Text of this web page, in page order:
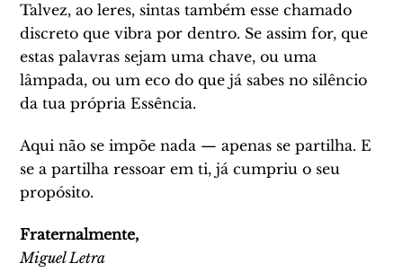
Talvez, ao leres, sintas também esse chamado
discreto que vibra por dentro. Se assim for, que
estas palavras sejam uma chave, ou uma
lâmpada, ou um eco do que já sabes no silêncio
da tua própria Essência.
Aqui não se impõe nada — apenas se partilha. E
se a partilha ressoar em ti, já cumpriu o seu
propósito.
Fraternalmente,
Miguel Letra